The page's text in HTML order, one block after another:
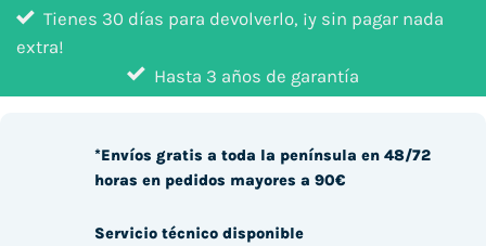
Tienes 30 días para devolverlo, ¡y sin pagar nada
extra!
Hasta 3 años de garantía
*Envíos gratis a toda la península en 48/72
horas en pedidos mayores a 90€
Servicio técnico disponible